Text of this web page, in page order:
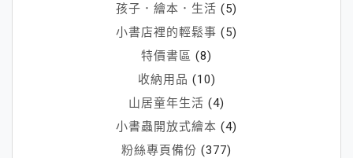
孩子．繪本．生活 (5)
小書店裡的輕鬆事 (5)
特價書區 (8)
收納用品 (10)
山居童年生活 (4)
小書蟲開放式繪本 (4)
粉絲專頁備份 (377)